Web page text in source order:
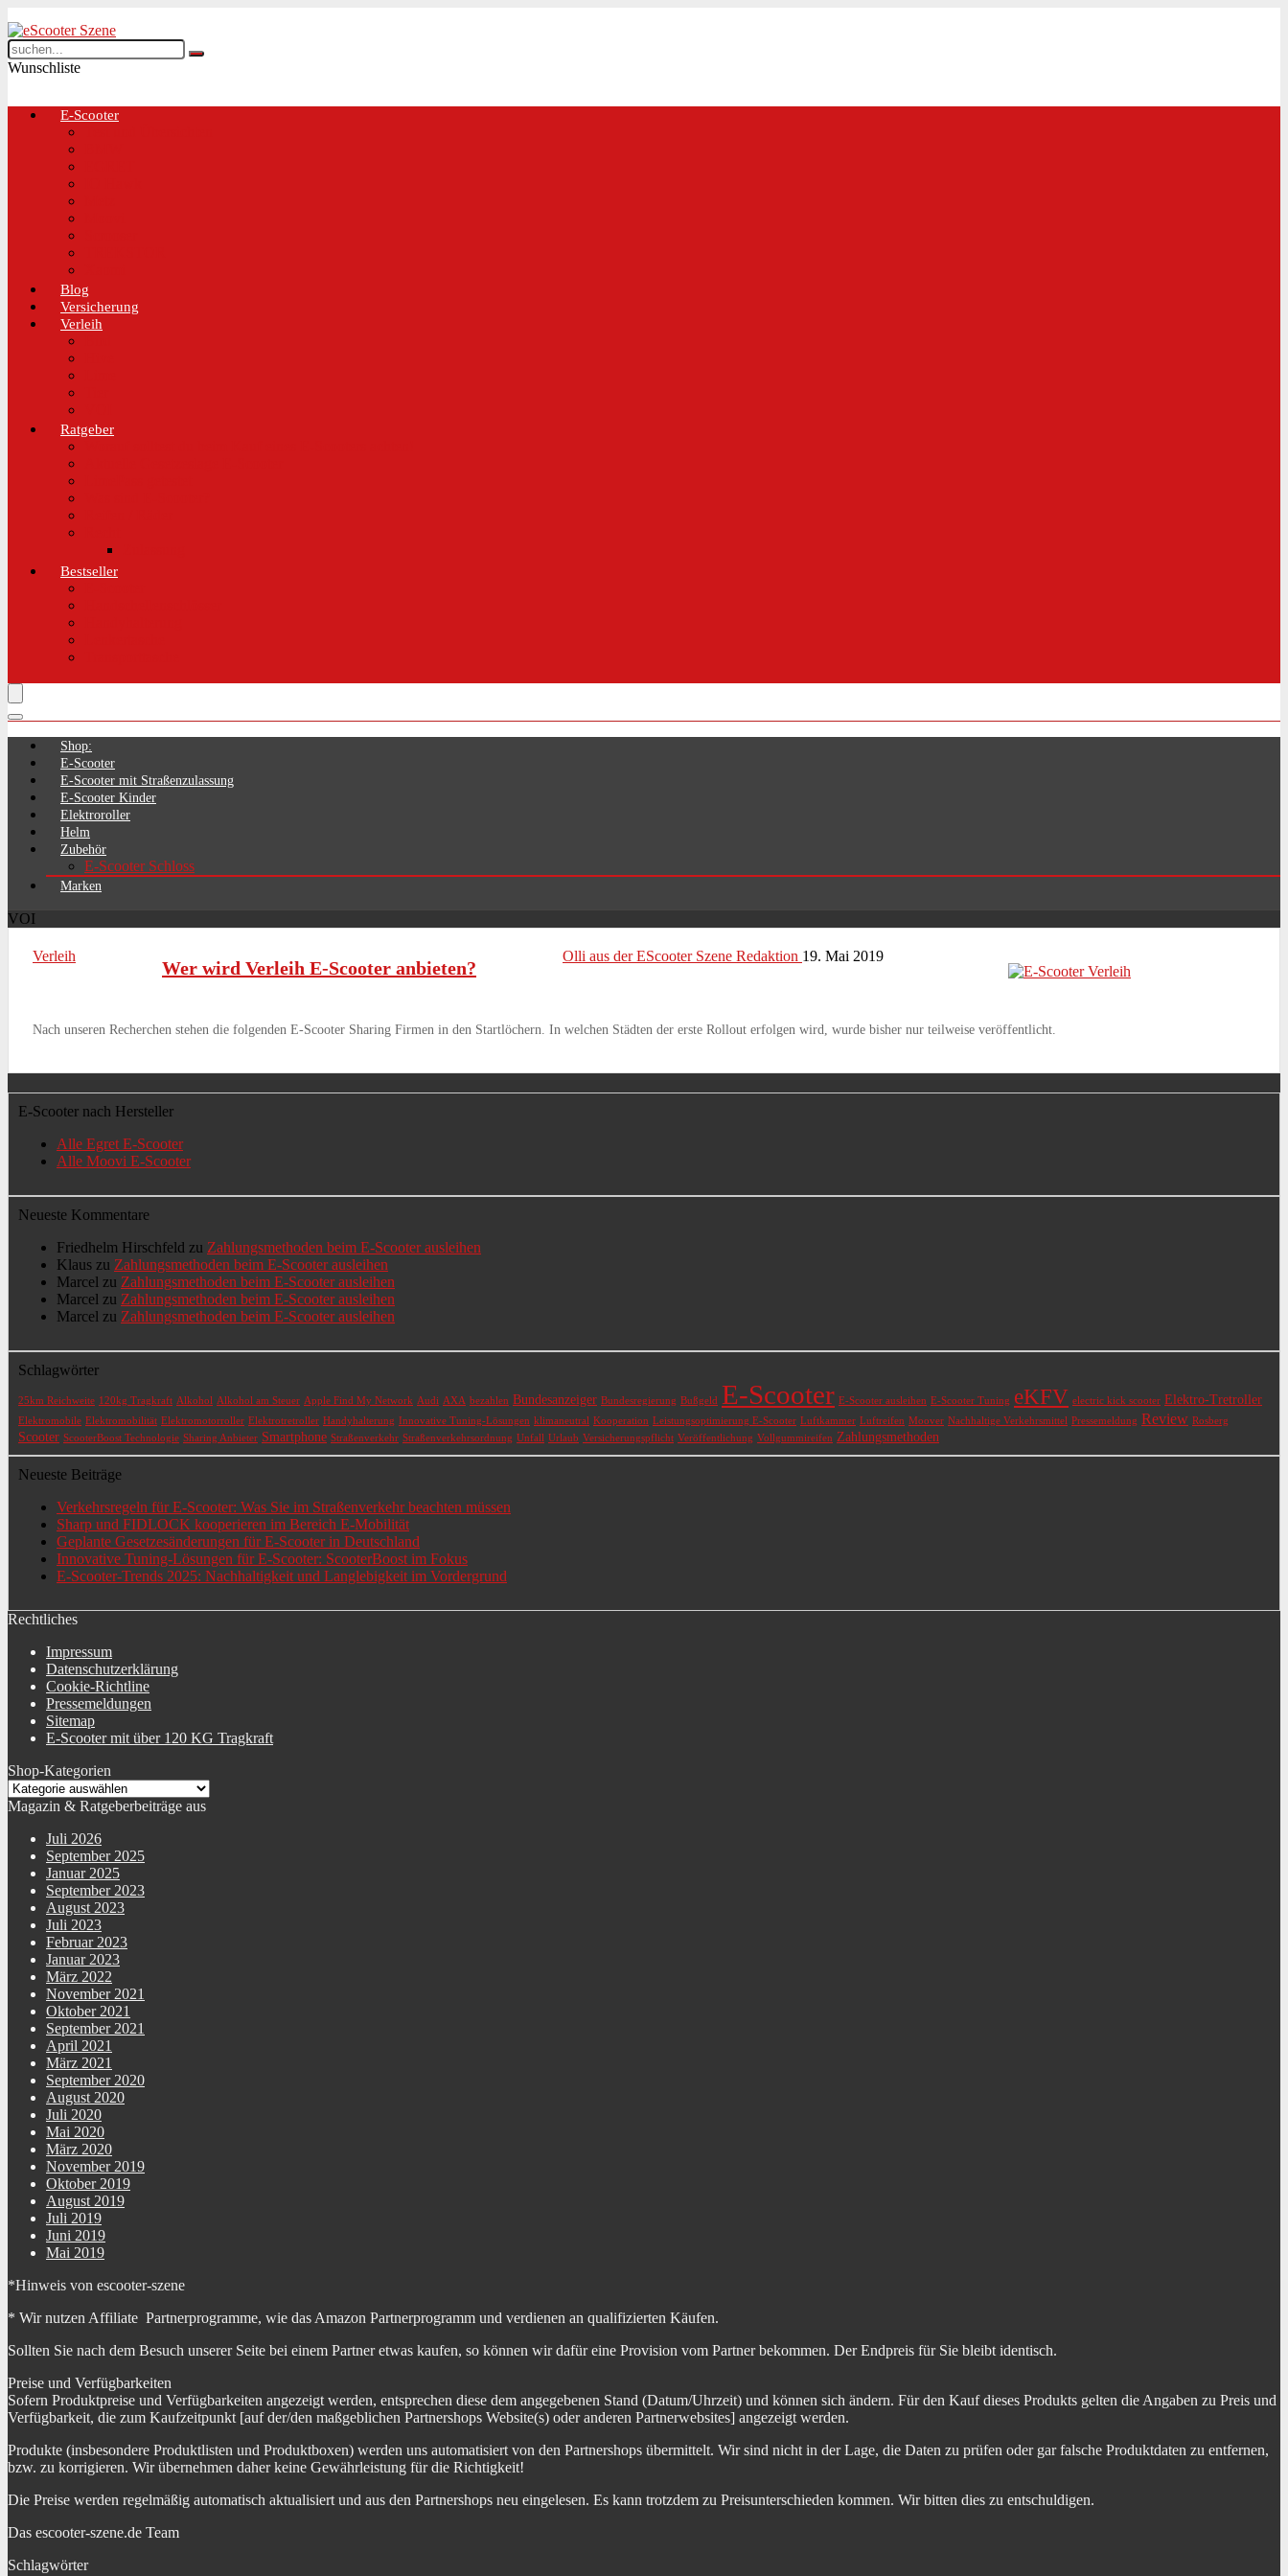
Wunschliste
E-Scooter
Blog
Versicherung
Verleih
Ratgeber
Bestseller
Shop:
E-Scooter
E-Scooter mit Straßenzulassung
E-Scooter Kinder
Elektroroller
Helm
Zubehör
E-Scooter Schloss
Marken
VOI
Verleih
Wer wird Verleih E-Scooter anbieten?
Olli aus der EScooter Szene Redaktion 19. Mai 2019
Nach unseren Recherchen stehen die folgenden E-Scooter Sharing Firmen in den Startlöchern. In welchen Städten der erste Rollout erfolgen wird, wurde bisher nur teilweise veröffentlicht.
E-Scooter nach Hersteller
Alle Egret E-Scooter
Alle Moovi E-Scooter
Neueste Kommentare
Friedhelm Hirschfeld zu Zahlungsmethoden beim E-Scooter ausleihen
Klaus zu Zahlungsmethoden beim E-Scooter ausleihen
Marcel zu Zahlungsmethoden beim E-Scooter ausleihen
Marcel zu Zahlungsmethoden beim E-Scooter ausleihen
Marcel zu Zahlungsmethoden beim E-Scooter ausleihen
Schlagwörter
25km Reichweite 120kg Tragkraft Alkohol Alkohol am Steuer Apple Find My Network Audi AXA bezahlen Bundesanzeiger Bundesregierung Bußgeld E-Scooter E-Scooter ausleihen E-Scooter Tuning eKFV electric kick scooter Elektro-Tretroller
Elektromobile Elektromobilität Elektromotorroller Elektrotretroller Handyhalterung Innovative Tuning-Lösungen klimaneutral Kooperation Leistungsoptimierung E-Scooter Luftkammer Luftreifen Moover Nachhaltige Verkehrsmittel Pressemeldung Review Rosberg
Scooter ScooterBoost Technologie Sharing Anbieter Smartphone Straßenverkehr Straßenverkehrsordnung Unfall Urlaub Versicherungspflicht Veröffentlichung Vollgummireifen Zahlungsmethoden
Neueste Beiträge
Verkehrsregeln für E-Scooter: Was Sie im Straßenverkehr beachten müssen
Sharp und FIDLOCK kooperieren im Bereich E-Mobilität
Geplante Gesetzesänderungen für E-Scooter in Deutschland
Innovative Tuning-Lösungen für E-Scooter: ScooterBoost im Fokus
E-Scooter-Trends 2025: Nachhaltigkeit und Langlebigkeit im Vordergrund
Rechtliches
Impressum
Datenschutzerklärung
Cookie-Richtline
Pressemeldungen
Sitemap
E-Scooter mit über 120 KG Tragkraft
Shop-Kategorien
Magazin & Ratgeberbeiträge aus
Juli 2026
September 2025
Januar 2025
September 2023
August 2023
Juli 2023
Februar 2023
Januar 2023
März 2022
November 2021
Oktober 2021
September 2021
April 2021
März 2021
September 2020
August 2020
Juli 2020
Mai 2020
März 2020
November 2019
Oktober 2019
August 2019
Juli 2019
Juni 2019
Mai 2019
*Hinweis von escooter-szene
* Wir nutzen Affiliate Partnerprogramme, wie das Amazon Partnerprogramm und verdienen an qualifizierten Käufen.
Sollten Sie nach dem Besuch unserer Seite bei einem Partner etwas kaufen, so können wir dafür eine Provision vom Partner bekommen. Der Endpreis für Sie bleibt identisch.
Preise und Verfügbarkeiten
Sofern Produktpreise und Verfügbarkeiten angezeigt werden, entsprechen diese dem angegebenen Stand (Datum/Uhrzeit) und können sich ändern. Für den Kauf dieses Produkts gelten die Angaben zu Preis und
Verfügbarkeit, die zum Kaufzeitpunkt [auf der/den maßgeblichen Partnershops Website(s) oder anderen Partnerwebsites] angezeigt werden.
Produkte (insbesondere Produktlisten und Produktboxen) werden uns automatisiert von den Partnershops übermittelt. Wir sind nicht in der Lage, die Daten zu prüfen oder gar falsche Produktdaten zu entfernen,
bzw. zu korrigieren. Wir übernehmen daher keine Gewährleistung für die Richtigkeit!
Die Preise werden regelmäßig automatisch aktualisiert und aus den Partnershops neu eingelesen. Es kann trotzdem zu Preisunterschieden kommen. Wir bitten dies zu entschuldigen.
Das escooter-szene.de Team
Schlagwörter